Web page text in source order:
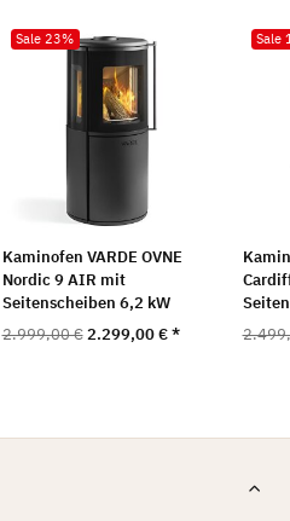
Sale 23%
Kaminofen VARDE OVNE
Nordic 9 AIR mit
Seitenscheiben 6,2 kW
2.999,00 € 2.299,00 €*
Sale